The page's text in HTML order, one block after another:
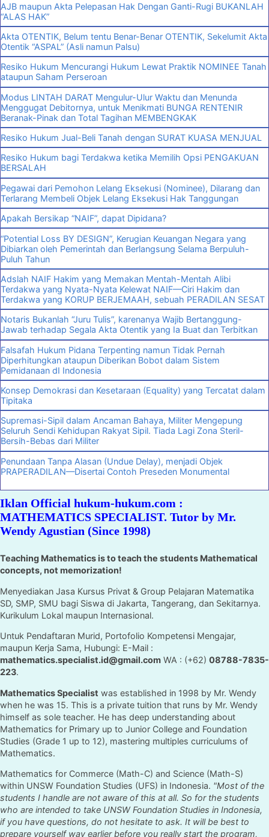
AJB maupun Akta Pelepasan Hak Dengan Ganti-Rugi BUKANLAH
“ALAS HAK”
Akta OTENTIK, Belum tentu Benar-Benar OTENTIK, Sekelumit Akta
Otentik “ASPAL” (Asli namun Palsu)
Resiko Hukum Mencurangi Hukum Lewat Praktik NOMINEE Tanah
ataupun Saham Perseroan
Modus LINTAH DARAT Mengulur-Ulur Waktu dan Menunda
Menggugat Debitornya, untuk Menikmati BUNGA RENTENIR
Beranak-Pinak dan Total Tagihan MEMBENGKAK
Resiko Hukum Jual-Beli Tanah dengan SURAT KUASA MENJUAL
Resiko Hukum bagi Terdakwa ketika Memilih Opsi PENGAKUAN
BERSALAH
Pegawai dari Pemohon Lelang Eksekusi (Nominee), Dilarang dan
Terlarang Membeli Objek Lelang Eksekusi Hak Tanggungan
Apakah Bersikap “NAIF”, dapat Dipidana?
“Potential Loss BY DESIGN”, Kerugian Keuangan Negara yang
Dibiarkan oleh Pemerintah dan Berlangsung Selama Berpuluh-
Puluh Tahun
Adslah NAIF Hakim yang Memakan Mentah-Mentah Alibi
Terdakwa yang Nyata-Nyata Kelewat NAIF—Ciri Hakim dan
Terdakwa yang KORUP BERJEMAAH, sebuah PERADILAN SESAT
Notaris Bukanlah “Juru Tulis”, karenanya Wajib Bertanggung-
Jawab terhadap Segala Akta Otentik yang Ia Buat dan Terbitkan
Falsafah Hukum Pidana Terpenting namun Tidak Pernah
Diperhitungkan ataupun Diberikan Bobot dalam Sistem
Pemidanaan dI Indonesia
Konsep Demokrasi dan Kesetaraan (Equality) yang Tercatat dalam
Tipitaka
Supremasi-Sipil dalam Ancaman Bahaya, Militer Mengepung
Seluruh Sendi Kehidupan Rakyat Sipil. Tiada Lagi Zona Steril-
Bersih-Bebas dari Militer
Penundaan Tanpa Alasan (Undue Delay), menjadi Objek
PRAPERADILAN—Disertai Contoh Preseden Monumental
Iklan Official hukum-hukum.com :
MATHEMATICS SPECIALIST. Tutor by Mr.
Wendy Agustian (Since 1998)
Teaching Mathematics is to teach the students Mathematical
concepts, not memorization!
Menyediakan Jasa Kursus Privat & Group Pelajaran Matematika
SD, SMP, SMU bagi Siswa di Jakarta, Tangerang, dan Sekitarnya.
Kurikulum Lokal maupun Internasional.
Untuk Pendaftaran Murid, Portofolio Kompetensi Mengajar,
maupun Kerja Sama, Hubungi: E-Mail :
mathematics.specialist.id@gmail.com WA : (+62) 08788-7835-
223.
Mathematics Specialist was established in 1998 by Mr. Wendy
when he was 15. This is a private tuition that runs by Mr. Wendy
himself as sole teacher. He has deep understanding about
Mathematics for Primary up to Junior College and Foundation
Studies (Grade 1 up to 12), mastering multiples curriculums of
Mathematics.
Mathematics for Commerce (Math-C) and Science (Math-S)
within UNSW Foundation Studies (UFS) in Indonesia. "Most of the
students I handle are not aware of this at all. So for the students
who are intended to take UNSW Foundation Studies in Indonesia,
if you have questions, do not hesitate to ask. It will be best to
prepare yourself way earlier before you really start the program,